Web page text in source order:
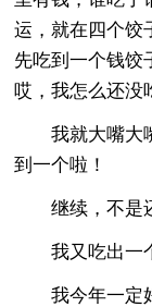
运，就在四个饺
先吃到一个钱饺
哎，我怎么还没
我就大嘴大
到一个啦！
继续，不是
我又吃出一
我今年一定